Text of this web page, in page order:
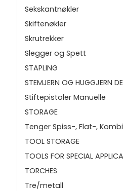
Sekskantnøkler
Skiftenøkler
Skrutrekker
Slegger og Spett
STAPLING
STEMJERN OG HUGGJERN
Stiftepistoler Manuelle
STORAGE
Tenger Spiss-, Flat-,
TOOL STORAGE
TOOLS FOR SPECIAL
TORCHES
Tre/metall
+